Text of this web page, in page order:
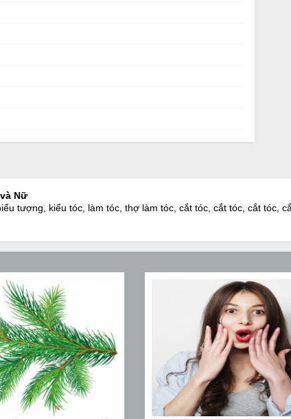
Nữ
tượng, kiểu tóc, làm tóc, thợ làm tóc, cắt tóc, cắt tóc, cắt tóc,